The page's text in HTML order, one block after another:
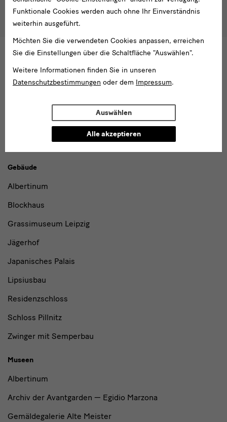
Funktionale Cookies werden auch ohne Ihr Einverständnis
weiterhin ausgeführt.
Möchten Sie die verwendeten Cookies anpassen, erreichen
Sie die Einstellungen über die Schaltfläche "Auswählen".
Weitere Informationen finden Sie in unseren
Datenschutzbestimmungen oder dem Impressum.
Auswählen
Alle akzeptieren
Ich stimme derDatenschutzerklärungzu.*
Bitte wählen Sie mindestens einen Newsletter aus.
Ich möchte gern folgendeNewsletterabonnieren*
Newsletterder Staatlichen Kunstsammlungen
Dresden
Newsletterdes Albertinum
NewsletterMuseum für Sächsische Volkskunst
Staatliche
Kunstsammlungen
Dresden
Gebäude,
Museen
Gebäude
Albertinum
Blockhaus
Grassimuseum Leipzig
Jägerhof
Japanisches Palais
Lipsiusbau
Residenzschloss
Schloss Pillnitz
Zwinger mit Semperbau
Museen
Albertinum
Archiv der Avantgarden — Egidio Marzona
Gemäldegalerie Alte Meister